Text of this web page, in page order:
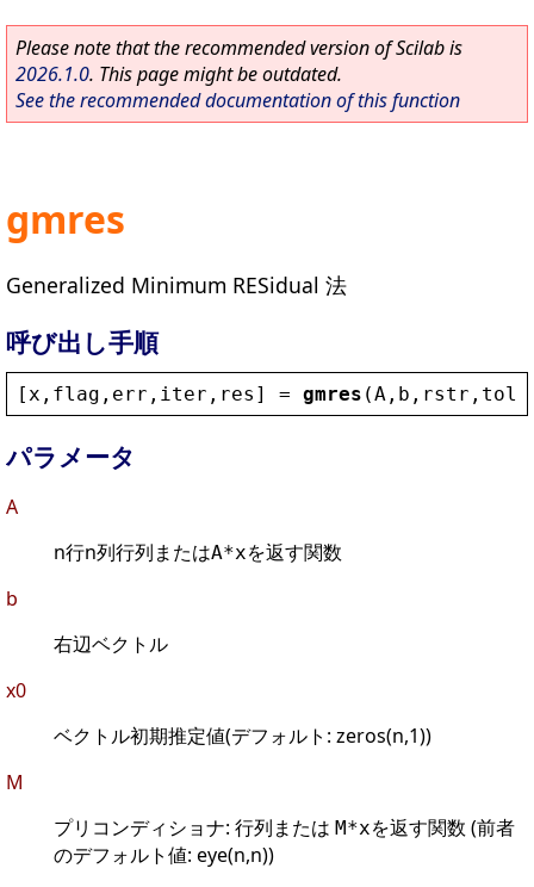
Please note that the recommended version of Scilab is
2026.1.0. This page might be outdated.
See the recommended documentation of this function
gmres
Generalized Minimum RESidual 法
呼び出し手順
[ x , flag , err , iter , res ] = gmres (A , b , rstr , tol
パラメータ
A
n行n列行列またはA*xを返す関数
b
右辺ベクトル
x0
ベクトル初期推定値(デフォルト: zeros(n,1))
M
プリコンディショナ: 行列または M*xを返す関数 (前者
のデフォルト値: eye(n,n))